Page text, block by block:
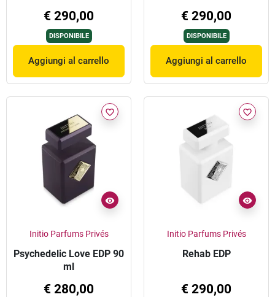
€ 290,00
DISPONIBILE
Aggiungi al carrello
€ 290,00
DISPONIBILE
Aggiungi al carrello
favorite_border
Initio Parfums Privés
Psychedelic Love EDP 90
ml
€ 280,00
favorite_border
Initio Parfums Privés
Rehab EDP
€ 290,00